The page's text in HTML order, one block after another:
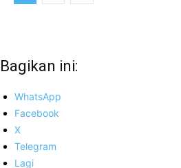
Bagikan ini:
WhatsApp
Facebook
X
Telegram
Lagi